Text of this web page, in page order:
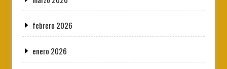
febrero 2026
enero 2026